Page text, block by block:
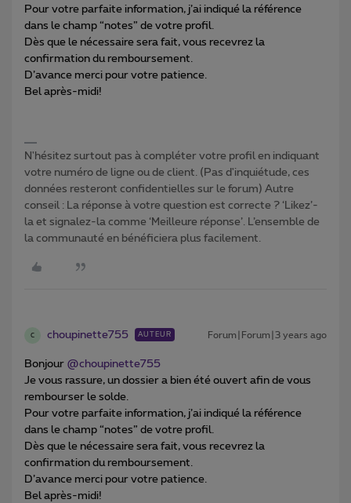
Pour votre parfaite information, j’ai indiqué la référence
dans le champ “notes” de votre profil.
Dès que le nécessaire sera fait, vous recevrez la
confirmation du remboursement.
D’avance merci pour votre patience.
Bel après-midi!
N'hésitez surtout pas à compléter votre profil en indiquant
votre numéro de ligne ou de client. (Pas d'inquiétude, ces
données resteront confidentielles sur le forum) Autre
conseil : La réponse à votre question est correcte ? ‘Likez’-
la et signalez-la comme ‘Meilleure réponse’. L’ensemble de
la communauté en bénéficiera plus facilement.
C choupinette755 AUTEUR Forum|Forum|3 years ago
Bonjour @choupinette755
Je vous rassure, un dossier a bien été ouvert afin de vous
rembourser le solde.
Pour votre parfaite information, j’ai indiqué la référence
dans le champ “notes” de votre profil.
Dès que le nécessaire sera fait, vous recevrez la
confirmation du remboursement.
D’avance merci pour votre patience.
Bel après-midi!